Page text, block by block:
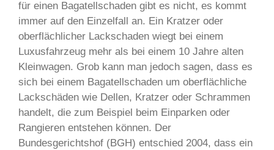
für einen Bagatellschaden gibt es nicht, es kommt
immer auf den Einzelfall an. Ein Kratzer oder
oberflächlicher Lackschaden wiegt bei einem
Luxusfahrzeug mehr als bei einem 10 Jahre alten
Kleinwagen. Grob kann man jedoch sagen, dass es
sich bei einem Bagatellschaden um oberflächliche
Lackschäden wie Dellen, Kratzer oder Schrammen
handelt, die zum Beispiel beim Einparken oder
Rangieren entstehen können. Der
Bundesgerichtshof (BGH) entschied 2004, dass ein